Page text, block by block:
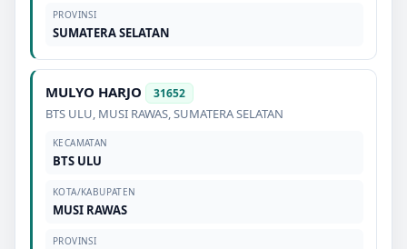
PROVINSI
SUMATERA SELATAN
MULYO HARJO 31652
BTS ULU, MUSI RAWAS,SUMATERA SELATAN
KECAMATAN
BTS ULU
KOTA/KABUPATEN
MUSI RAWAS
PROVINSI